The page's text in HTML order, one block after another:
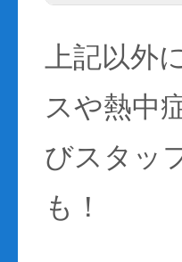
上記以外
スや熱中
びスタッ
も！